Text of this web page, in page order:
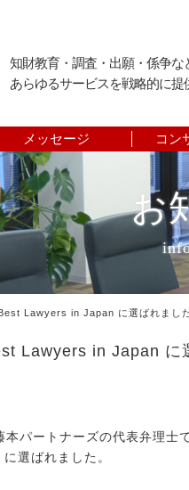
知財教育・調査・出願・係争な
あらゆるサービスを戦略的に提
メッセージ コン
お
Lawyers in Japan に選ばれまし
Lawyers in Japan に
パートナーズの代表弁理士
に選ばれました。